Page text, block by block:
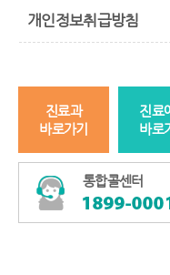
개인정보취급방침
진료과
바로가기
진료
바로
통합콜센터